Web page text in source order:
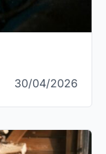
30/04/2026